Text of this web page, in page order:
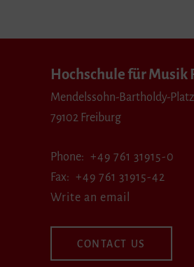
Hochschule für Musik
Mendelssohn-Bartholdy-Platz
79102 Freiburg
Phone
+49 761 31915-0
Fax
+49 761 31915-42
Write an email
CONTACT US